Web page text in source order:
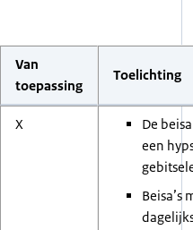
Van
toepassing
Toelichting
X
De
een
Beisa’s